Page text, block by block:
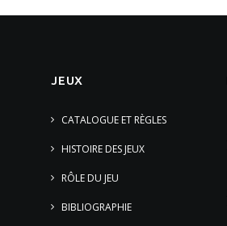
JEUX
CATALOGUE ET RÈGLES
HISTOIRE DES JEUX
RÔLE DU JEU
BIBLIOGRAPHIE